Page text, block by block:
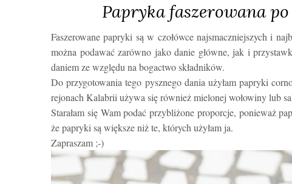
Papryka faszerowana
Faszerowane papryki są w czołówce najsmaczniejszych i
można podawać zarówno jako danie główne, jak i
daniem ze względu na bogactwo składników.
Do przygotowania tego pysznego dania użyłam papryki
rejonach Kalabrii używa się również mielonej wołowiny lub
Starałam się Wam podać przybliżone proporcje, ponieważ
że papryki są większe niż te, których użyłam ja.
Zapraszam ;-)